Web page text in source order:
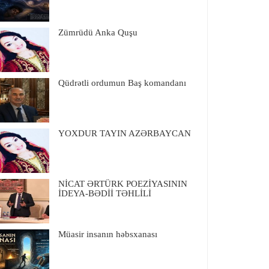
Zümrüdü Anka Quşu
Qüdrətli ordumun Baş komandanı
YOXDUR TAYIN AZƏRBAYCAN
NİCAT ƏRTÜRK POEZİYASININ
İDEYA-BƏDİİ TƏHLİLİ
Müasir insanın həbsxanası